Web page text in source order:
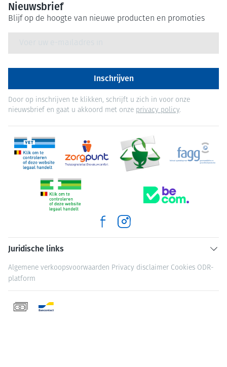
Nieuwsbrief
Blijf op de hoogte van nieuwe producten en promoties
Inschrijven
Door op inschrijven te klikken, schrijft u zich in voor onze
nieuwsbrief en gaat u akkoord met onze privacy policy.
Juridische links
Algemene verkoopsvoorwaarden Privacy disclaimer Cookies ODR-
platform